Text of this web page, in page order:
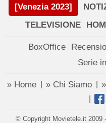
[Venezia 2023]
TELEVISIONE
BoxOffice
Serie
» Home » Chi Siamo
© Copyright Movietele.it 2009